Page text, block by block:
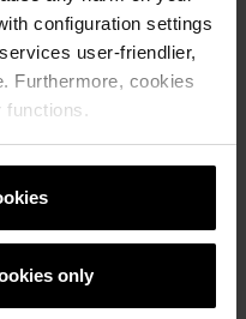
configuration settings
user-friendlier,
Furthermore, cookies
functions.
only
materijala